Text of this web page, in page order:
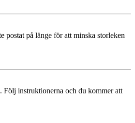
postat på länge för att minska storleken
Följ instruktionerna och du kommer att